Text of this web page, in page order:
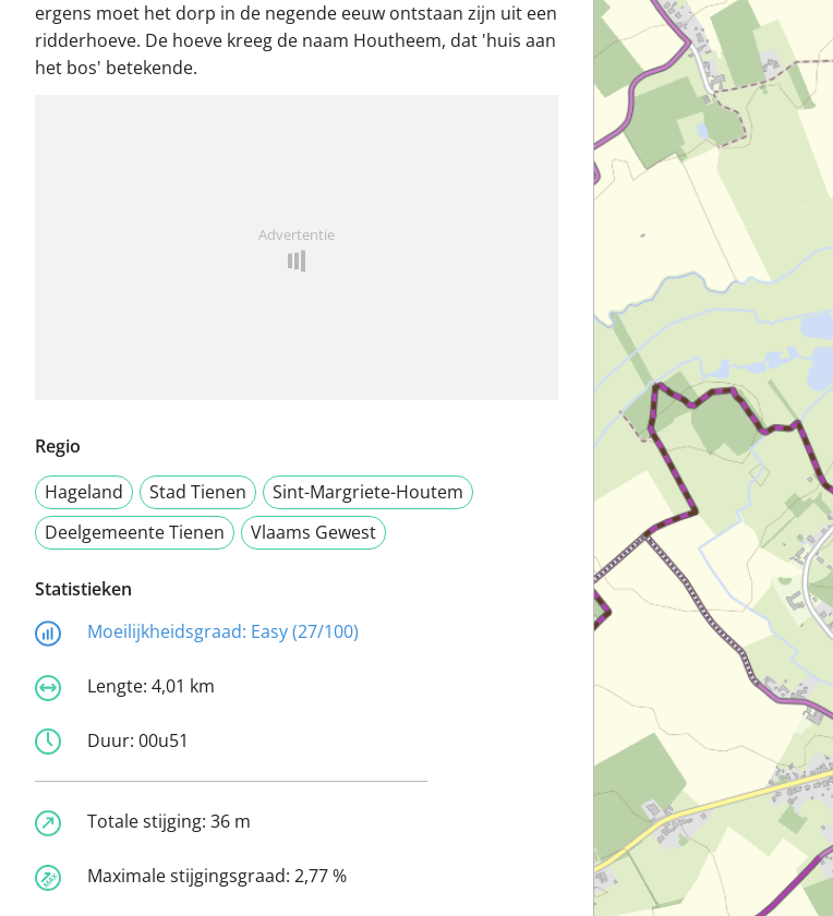
ergens moet het dorp in de negende eeuw ontstaan zijn uit een
ridderhoeve. De hoeve kreeg de naam Houtheem, dat 'huis aan
het bos' betekende.
Advertentie
Regio
Hageland
Stad Tienen
Sint-Margriete-Houtem
Deelgemeente Tienen
Vlaams Gewest
Statistieken
Moeilijkheidsgraad: Easy (27/100)
Lengte: 4,01 km
Duur: 00u51
Totale stijging: 36 m
Maximale stijgingsgraad: 2,77 %